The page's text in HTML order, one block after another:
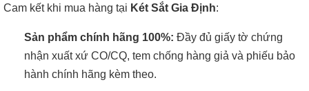
Cam kết khi mua hàng tại Két Sắt Gia Định:
Sản phẩm chính hãng 100%: Đầy đủ giấy tờ chứng
nhận xuất xứ CO/CQ, tem chống hàng giả và phiếu bảo
hành chính hãng kèm theo.